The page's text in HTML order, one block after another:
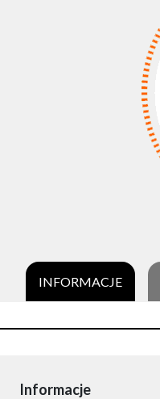
INFORMACJE
Informacje